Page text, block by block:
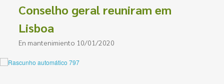
Buscar
Conselho geral reuniram em
Lisboa
En mantenimiento 10/01/2020